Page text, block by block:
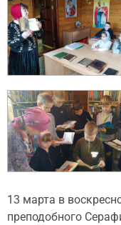
13 марта в
преподобного